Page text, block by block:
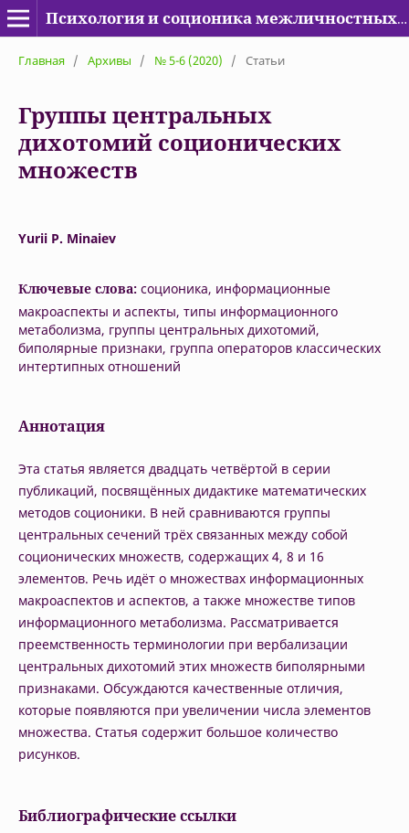
Психология и соционика межличностных отношений
Главная / Архивы / № 5-6 (2020) / Статьи
Группы центральных
дихотомий соционических
множеств
Yurii P. Minaiev
Ключевые слова: соционика, информационные
макроаспекты и аспекты, типы информационного
метаболизма, группы центральных дихотомий,
биполярные признаки, группа операторов классических
интертипных отношений
Аннотация
Эта статья является двадцать четвёртой в серии
публикаций, посвящённых дидактике математических
методов соционики. В ней сравниваются группы
центральных сечений трёх связанных между собой
соционических множеств, содержащих 4, 8 и 16
элементов. Речь идёт о множествах информационных
макроаспектов и аспектов, а также множестве типов
информационного метаболизма. Рассматривается
преемственность терминологии при вербализации
центральных дихотомий этих множеств биполярными
признаками. Обсуждаются качественные отличия,
которые появляются при увеличении числа элементов
множества. Статья содержит большое количество
рисунков.
Библиографические ссылки